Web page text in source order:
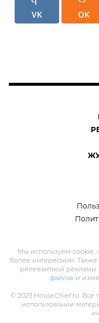
VK OK
Мы используем cookie,
более интересным.
релевантной
файлахи
© 2023 HouseChief.ru.
использовании